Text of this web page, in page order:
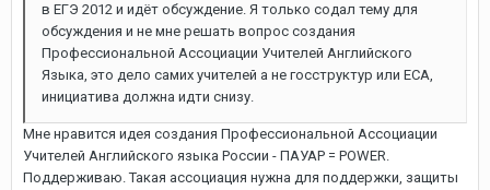
в ЕГЭ 2012 и идёт обсуждение. Я только содал тему для
обсуждения и не мне решать вопрос создания
Профессиональной Ассоциации Учителей Английского
Языка, это дело самих учителей а не госструктур или ECA,
инициатива должна идти снизу.
Мне нравится идея создания Профессиональной Ассоциации
Учителей Английского языка России - ПАУАР = POWER.
Поддерживаю. Такая ассоциация нужна для поддержки, защиты